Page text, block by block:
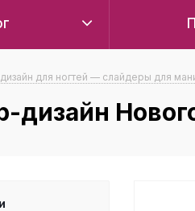
для ногтей — слайдеры для
дизайн